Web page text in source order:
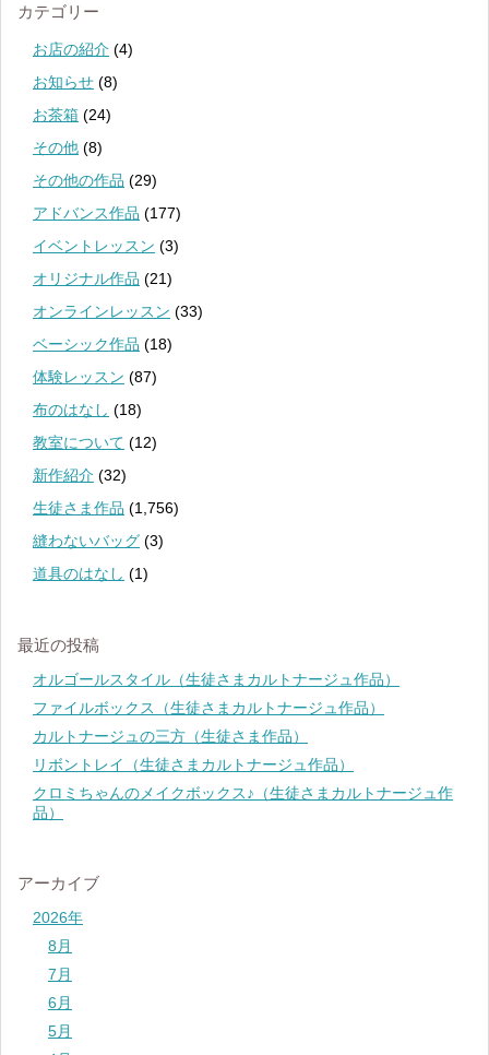
カテゴリー
お店の紹介 (4)
お知らせ (8)
お茶箱 (24)
その他 (8)
その他の作品 (29)
アドバンス作品 (177)
イベントレッスン (3)
オリジナル作品 (21)
オンラインレッスン (33)
ベーシック作品 (18)
体験レッスン (87)
布のはなし (18)
教室について (12)
新作紹介 (32)
生徒さま作品 (1,756)
縫わないバッグ (3)
道具のはなし (1)
最近の投稿
オルゴールスタイル（生徒さまカルトナージュ作品）
ファイルボックス（生徒さまカルトナージュ作品）
カルトナージュの三方（生徒さま作品）
リボントレイ（生徒さまカルトナージュ作品）
クロミちゃんのメイクボックス♪（生徒さまカルトナージュ作
品）
アーカイブ
2026年
8月
7月
6月
5月